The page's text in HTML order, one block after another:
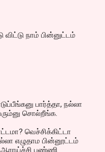
நாம் பின்னுட்டம்
பார்த்தா, நல்லா
சொல்றீங்க.
வெச்சிக்கிட்டா
எழுதாம பின்னூட்டம்
ஆராய்ச்சி பண்ணி